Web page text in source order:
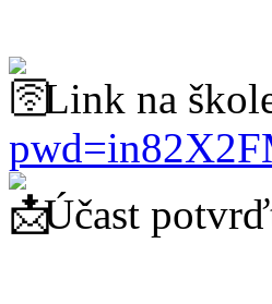
Link na
Účast